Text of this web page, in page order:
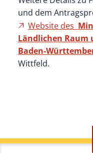
und dem
Website des
Ländlichen Raum
Baden-
Wittfeld.